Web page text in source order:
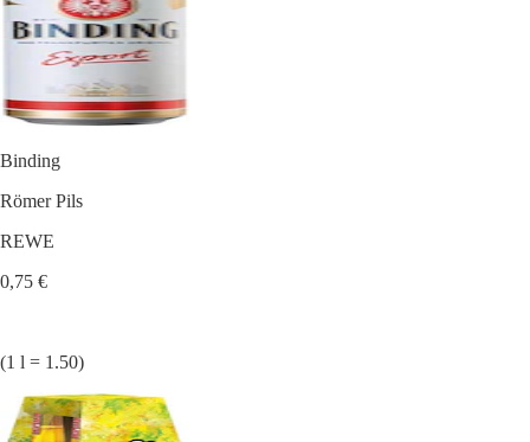
Binding
Römer Pils
REWE
0,75 €
(1 l = 1.50)